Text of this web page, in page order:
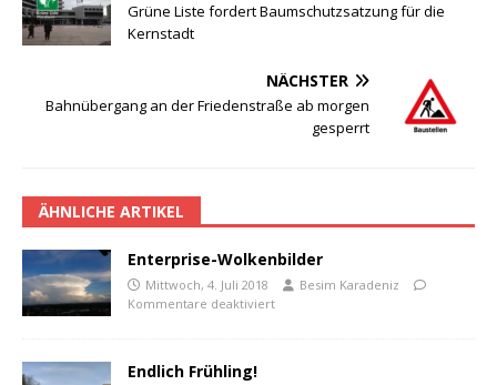
Grüne Liste fordert Baumschutzsatzung für die
Kernstadt
NÄCHSTER
Bahnübergang an der Friedenstraße ab morgen
gesperrt
ÄHNLICHE ARTIKEL
Enterprise-Wolkenbilder
Mittwoch, 4. Juli 2018
Besim Karadeniz
Kommentare deaktiviert
Endlich Frühling!